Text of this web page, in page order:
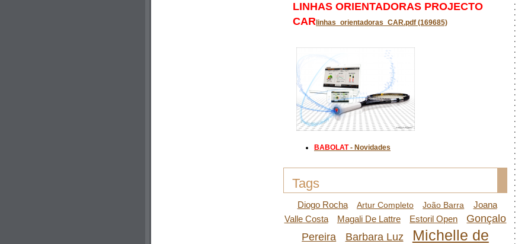
LINHAS ORIENTADORAS PROJECTO
CAR linhas_orientadoras_CAR.pdf (169685)
BABOLAT- Novidades
Tags
Diogo Rocha Artur Completo João Barra
Joana
Valle Costa
Magali De Lattre Estoril Open
Gonçalo
Pereira
Barbara Luz
Michelle de